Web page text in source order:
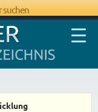
suchen